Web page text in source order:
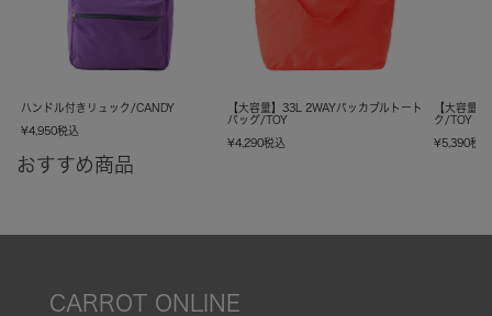
ハンドル付きリュック/CANDY
¥4,950税込
【大容量】33L 2WAYパッカブルトート
バッグ/TOY
¥4,290税込
【大容量
ク/TOY
¥5,390税込
おすすめ商品
CARROT ONLINE